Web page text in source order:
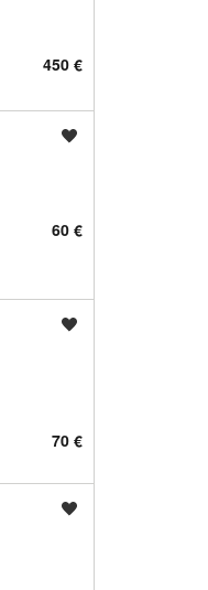
450 €
60 €
70 €